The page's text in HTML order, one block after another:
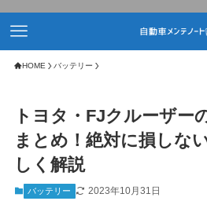
HOME バッテリー
トヨタ・FJクルーザー
まとめ！絶対に損しな
しく解説
バッテリー 2023年10月31日